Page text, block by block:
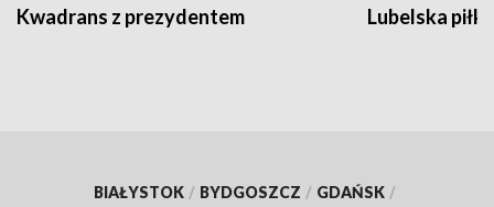
Kwadrans z prezydentem Lubelska piłka
BIAŁYSTOK / BYDGOSZCZ / GDAŃSK /